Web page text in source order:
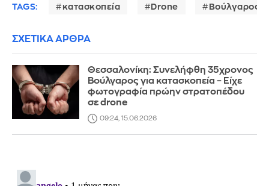
TAGS: κατασκοπεία Drone Βούλγαρος
ΣΧΕΤΙΚΑ ΑΡΘΡΑ
Θεσσαλονίκη: Συνελήφθη 35χρονος
Βούλγαρος για κατασκοπεία – Είχε
φωτογραφία πρώην στρατοπέδου
σε drone
09:24, 15.06.2026